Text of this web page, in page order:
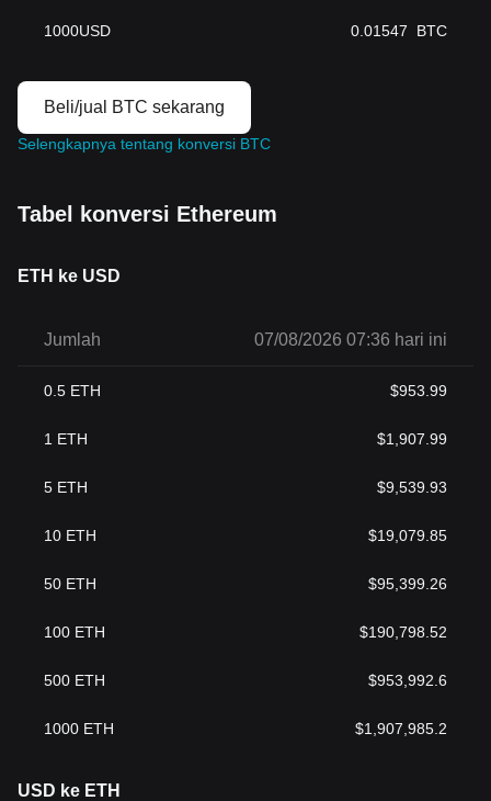
1000USD 0.01547 BTC
Beli/jual BTC sekarang
Selengkapnya tentang konversi BTC
Tabel konversi Ethereum
ETH ke USD
Jumlah 07/08/2026 07:36 hari ini
0.5 ETH $953.99
1 ETH $1,907.99
5 ETH $9,539.93
10 ETH $19,079.85
50 ETH $95,399.26
100 ETH $190,798.52
500 ETH $953,992.6
1000 ETH $1,907,985.2
USD ke ETH